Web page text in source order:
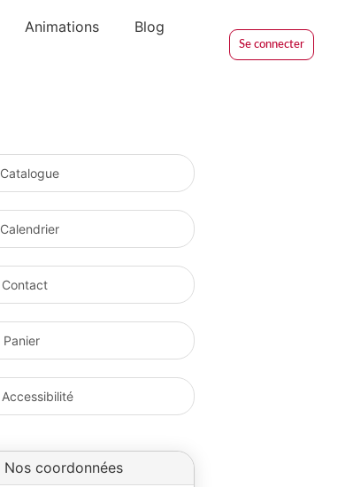
Animations
Blog
Se connecter
Catalogue
Calendrier
Contact
Panier
Accessibilité
Nos coordonnées